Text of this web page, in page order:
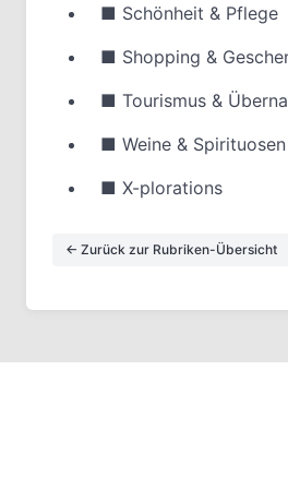
■ Schönheit & Pflege
■ Shopping &
■ Tourismus &
■ Weine & Spirituosen
■ X-plorations
← Zurück zur Rubriken-Übersicht